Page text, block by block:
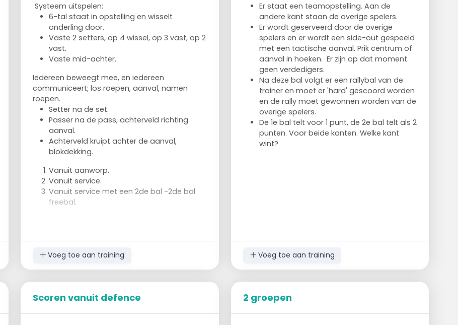
Systeem uitspelen:
6-tal staat in opstelling en wisselt
onderling door.
Vaste 2 setters, op 4 wissel, op 3 vast, op 2
vast.
Vaste mid-achter.
Iedereen beweegt mee, en iedereen
communiceert; los roepen, aanval, namen
roepen.
Setter na de set.
Passer na de pass, achterveld richting
aanval.
Achterveld kruipt achter de aanval,
blokdekking.
Vanuit aanworp.
Vanuit service.
Vanuit service met een 2de bal -2de bal
freebal.
Voeg toe aan training
Er staat een teamopstelling. Aan de
andere kant staan de overige spelers.
Er wordt geserveerd door de overige
spelers en er wordt een side-out gespeeld
met een tactische aanval. Prik centrum of
aanval in hoeken. Er zijn op dat moment
geen verdedigers.
Na deze bal volgt er een rallybal van de
trainer en moet er 'hard' gescoord worden
en de rally moet gewonnen worden van de
overige spelers.
De 1e bal telt voor 1 punt, de 2e bal telt als 2
punten. Voor beide kanten. Welke kant
wint?
Voeg toe aan training
Scoren vanuit defence 2 groepen